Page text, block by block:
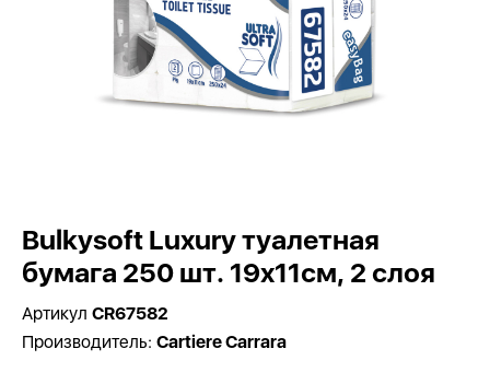
Bulkysoft Luxury туалетная
бумага 250 шт. 19x11см, 2 слоя
Артикул CR67582
Производитель: Cartiere Carrara